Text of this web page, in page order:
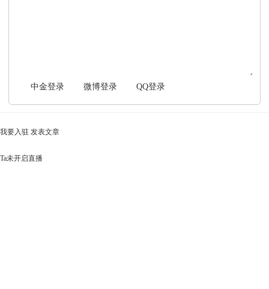
中金登录 微博登录 QQ登录
我要入驻 发表文章
Ta未开启直播